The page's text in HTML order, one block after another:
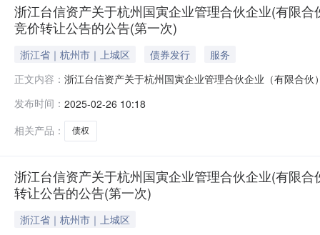
浙江台信资产关于杭州国寅企业管理合伙企业(有限
竞价转让公告的公告(第一次)
浙江省｜杭州市｜上城区 债券发行
服务
正文内容： 浙江台信资产关于杭州国寅企业管理合伙企业（有限合
（http://zc.paimai.taobao.com）进行公开竞价活动，现
发布时间： 2025-02-26 10:18
相关产品：
债权
浙江台信资产关于杭州国寅企业管理合伙企业(有限
转让公告的公告(第一次)
浙江省｜杭州市｜上城区